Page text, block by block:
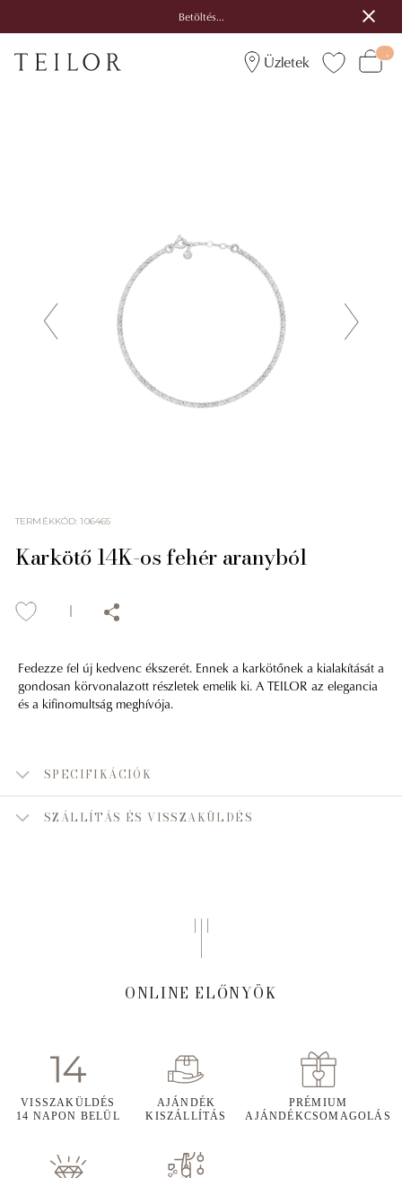
Betöltés...
Üzletek
TERMÉKKÓD:106465
Karkötő 14K-os fehér aranyból
Fedezze fel új kedvenc ékszerét. Ennek a karkötőnek a kialakítását a
gondosan körvonalazott részletek emelik ki. A TEILOR az elegancia
és a kifinomultság meghívója.
SPECIFIKÁCIÓK
SZÁLLÍTÁS ÉS VISSZAKÜLDÉS
ONLINE ELŐNYÖK
VISSZAKÜLDÉS
14 NAPON BELÜL
AJÁNDÉK
KISZÁLLÍTÁS
PRÉMIUM
AJÁNDÉKCSOMAGOLÁS